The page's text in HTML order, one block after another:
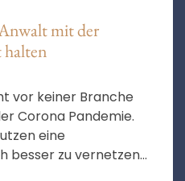
mit der
vor keiner Branche
Corona Pandemie.
eine
besser zu vernetzen